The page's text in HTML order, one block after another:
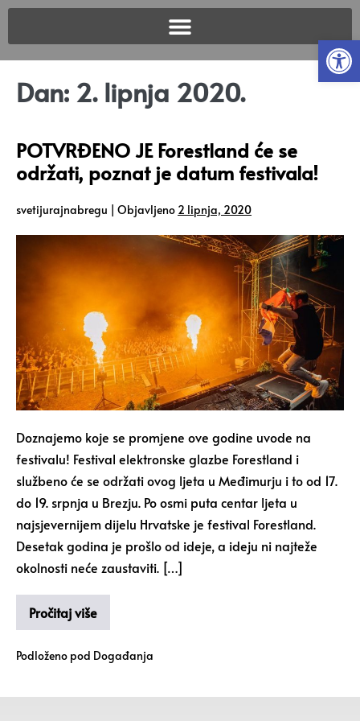
Dan: 2. lipnja 2020.
POTVRĐENO JE Forestland će se
održati, poznat je datum festivala!
svetijurajnabregu | Objavljeno 2 lipnja, 2020
Doznajemo koje se promjene ove godine uvode na
festivalu! Festival elektronske glazbe Forestland i
službeno će se održati ovog ljeta u Međimurju i to od 17.
do 19. srpnja u Brezju. Po osmi puta centar ljeta u
najsjevernijem dijelu Hrvatske je festival Forestland.
Desetak godina je prošlo od ideje, a ideju ni najteže
okolnosti neće zaustaviti. […]
Pročitaj više
Podloženo pod Događanja